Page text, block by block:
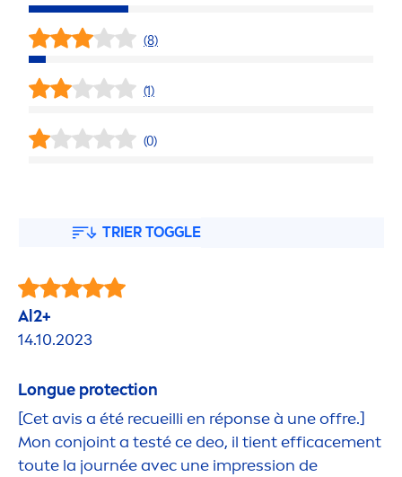
(8)
(1)
(0)
TRIER TOGGLE
Al2+
14.10.2023
Longue protection
[Cet avis a été recueilli en réponse à une offre.]
Mon conjoint a testé ce deo, il tient efficacement
toute la journée avec une impression de